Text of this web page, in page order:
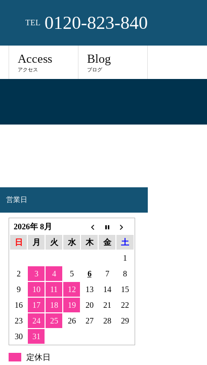
TEL 0120-823-840
Access
アクセス
Blog
ブログ
営業日
2026年 8月
日
月 火 水 木 金
土
1
2
3 4 5 6 7
8
9
10 11 12 13 14
15
16
17 18 19 20 21
22
23
24 25 26 27 28
29
30
31
定休日